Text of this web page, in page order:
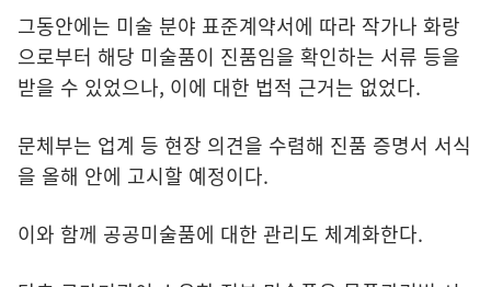
그동안에는 미술 분야 표준계약서에 따라 작가나 화랑
으로부터 해당 미술품이 진품임을 확인하는 서류 등을
받을 수 있었으나, 이에 대한 법적 근거는 없었다.
문체부는 업계 등 현장 의견을 수렴해 진품 증명서 서식
을 올해 안에 고시할 예정이다.
이와 함께 공공미술품에 대한 관리도 체계화한다.